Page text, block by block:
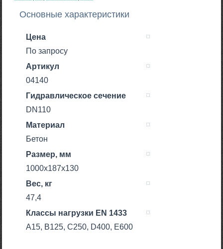
Основные характеристики
Цена
По запросу
Артикул
04140
Гидравлическое сечение
DN110
Материал
Бетон
Размер, мм
1000x187x130
Вес, кг
47,4
Класcы нагрузки EN 1433
A15, B125, C250, D400, E600